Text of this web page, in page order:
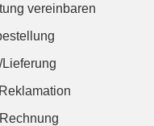
vereinbaren